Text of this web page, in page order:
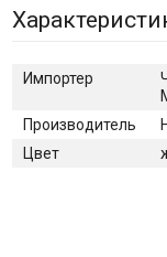
Импортер
Производитель
Цвет